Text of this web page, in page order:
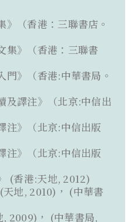
》（香港：三聯書店。
集》（香港：三聯書
門》（香港:中華書局。
及譯注》（北京:中信出
注》（北京:中信出版
注》（北京:中信出版
(香港:天地, 2012)
天地, 2010)， (中華書
, 2009)， (中華書局,